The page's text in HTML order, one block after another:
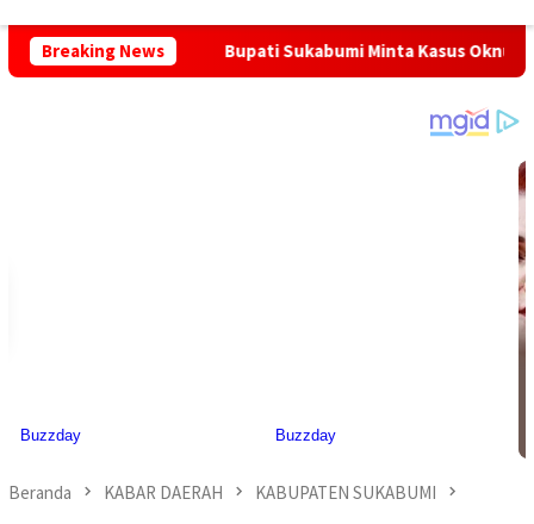
Breaking NewsBupati Sukabumi Minta Kasus Oknum Kades
Beranda KABAR DAERAH KABUPATEN SUKABUMI